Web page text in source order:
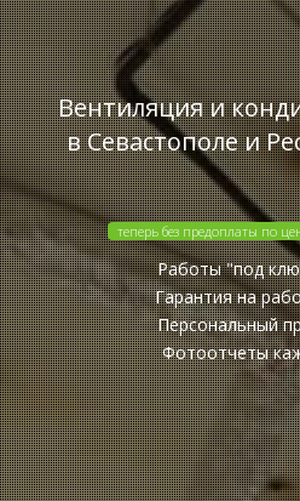
Вентиляция и
в Севастополе и
теперь без предоплаты по
Работы "под
Гарантия на
Персональный
Фотоотчеты